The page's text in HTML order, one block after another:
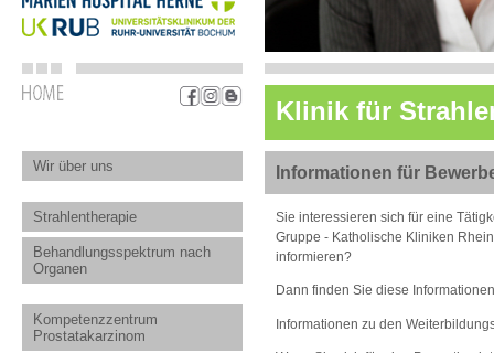
Klinik für
Wir über uns
Strahlentherapie
Behandlungsspektrum nach
Organen
Kompetenzzentrum
Prostatakarzinom
Informationen für
Sie interessieren sich für eine
Gruppe - Katholische Kliniken
informieren?
Dann finden Sie diese
Informationen zu den